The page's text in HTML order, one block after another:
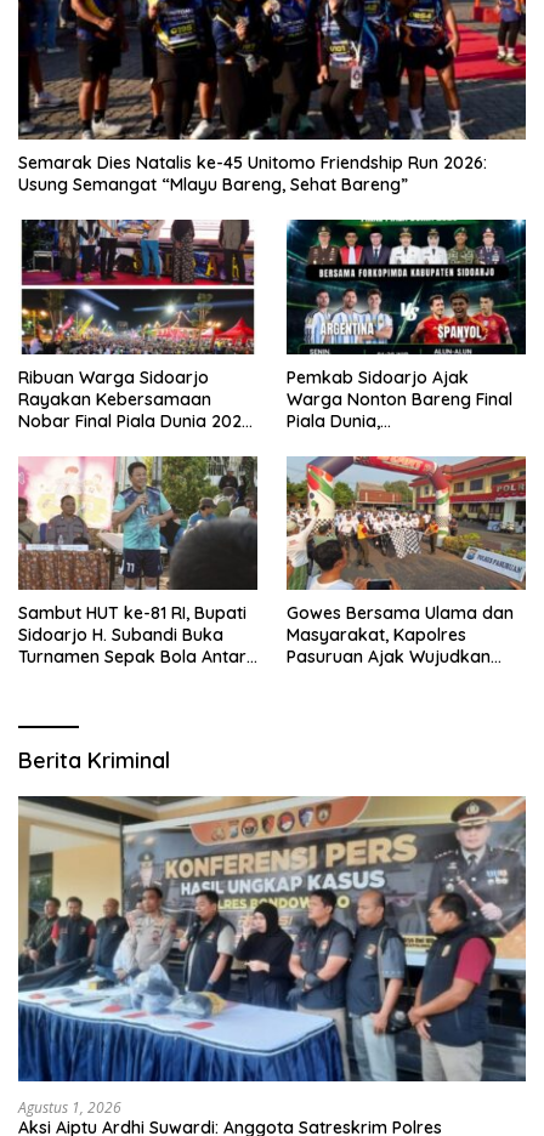
Semarak Dies Natalis ke-45 Unitomo Friendship Run 2026:
Usung Semangat “Mlayu Bareng, Sehat Bareng”
Ribuan Warga Sidoarjo
Rayakan Kebersamaan
Nobar Final Piala Dunia 2026
Forkopimda
Pemkab Sidoarjo Ajak
Warga Nonton Bareng Final
Piala Dunia,
Sambut HUT ke-81 RI, Bupati
Sidoarjo H. Subandi Buka
Turnamen Sepak Bola Antar
Gowes Bersama Ulama dan
Masyarakat, Kapolres
Pasuruan Ajak Wujudkan
Berita Kriminal
Agustus 1, 2026
Aksi Aiptu Ardhi Suwardi: Anggota Satreskrim Polres